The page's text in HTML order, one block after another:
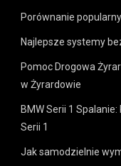
Porównanie
Najlepsze systemy
Pomoc Drogowa
w Żyrardowie
BMW Serii 1
Serii 1
Jak samodzielnie